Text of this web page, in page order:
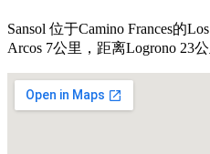
Sansol 位于Camino Frances的
Arcos 7公里，距离Logrono 23公